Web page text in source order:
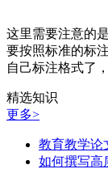
这里需要注意的
要按照标准的标
自己标注格式了
精选知识
更多>
教育教学论
如何撰写高